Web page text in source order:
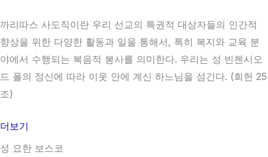
까리따스 사도직이란 우리 선교의 특권적 대상자들의 인간적
향상을 위한 다양한 활동과 일을 통해서, 특히 복지와 교육 분
야에서 수행되는 복음적 봉사를 의미한다. 우리는 성 빈첸시오
드 폴의 정신에 따라 이웃 안에 계신 하느님을 섬긴다. (회헌 25
조)
더보기
성 요한 보스코